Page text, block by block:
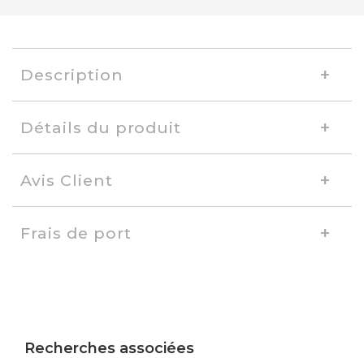
Description
Détails du produit
Avis Client
Frais de port
Recherches associées